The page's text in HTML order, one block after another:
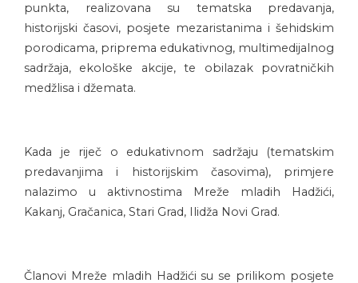
punkta, realizovana su tematska predavanja,
historijski časovi, posjete mezaristanima i šehidskim
porodicama, priprema edukativnog, multimedijalnog
sadržaja, ekološke akcije, te obilazak povratničkih
medžlisa i džemata.
Kada je riječ o edukativnom sadržaju (tematskim
predavanjima i historijskim časovima), primjere
nalazimo u aktivnostima Mreže mladih Hadžići,
Kakanj, Gračanica, Stari Grad, Ilidža Novi Grad.
Članovi Mreže mladih Hadžići su se prilikom posjete